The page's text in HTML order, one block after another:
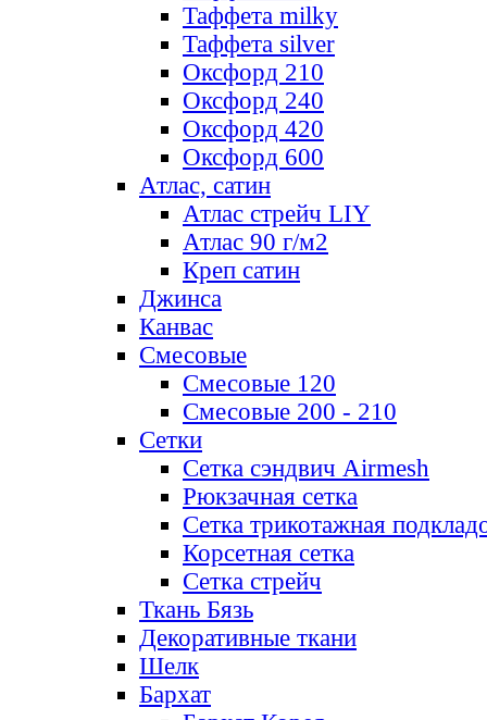
Таффета milky
Таффета silver
Оксфорд 210
Оксфорд 240
Оксфорд 420
Оксфорд 600
Атлас, сатин
Атлас стрейч LIY
Атлас 90 г/м2
Креп сатин
Джинса
Канвас
Смесовые
Смесовые 120
Смесовые 200 - 210
Сетки
Сетка сэндвич Airmesh
Рюкзачная сетка
Сетка трикотажная
Корсетная сетка
Сетка стрейч
Ткань Бязь
Декоративные ткани
Шелк
Бархат